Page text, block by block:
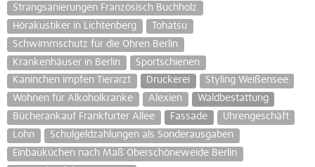
Strangsanierungen Französisch Buchholz
Hörakustiker in Lichtenberg
Tohatsu
Schwimmschutz für die Ohren Berlin
Krankenhäuser in Berlin
Sportschienen
Kaninchen impfen Tierarzt
Druckerei
Styling Weißensee
Wohnen für Alkoholkranke
Alexien
Waldbestattung
Bücherankauf Frankfurter Allee
Fassade
Uhrengeschäft
Lohn
Schulgeldzahlungen als Sonderausgaben
Einbauküchen nach Maß Oberschöneweide Berlin